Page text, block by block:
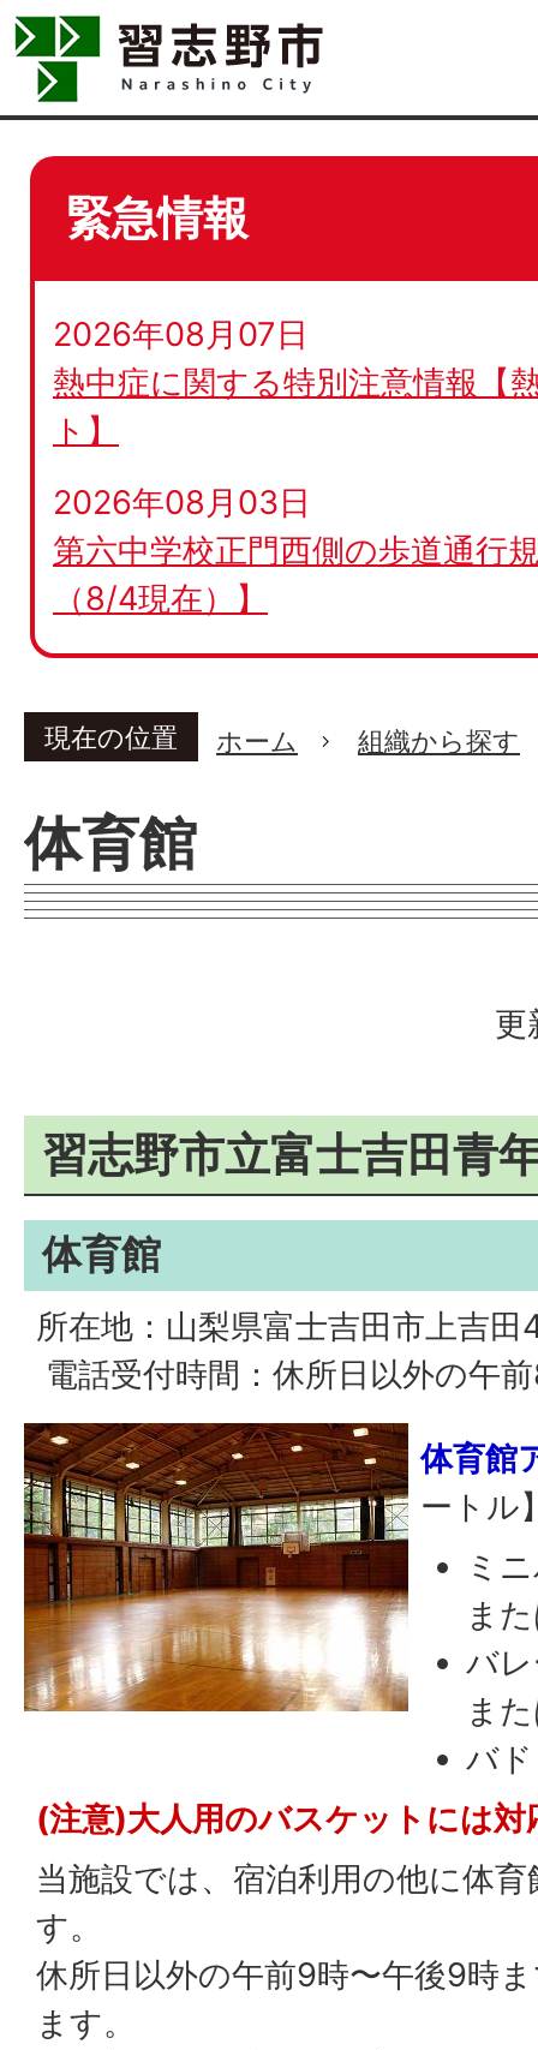
緊急情報
2026年08月07日
熱中症に関する特別注意情報【
ト】
2026年08月03日
第六中学校正門西側の歩道通行
（8/4現在）】
現在の位置 ホーム 組織から探す
体育館
更
習志野市立富士吉田青
体育館
所在地：山梨県富士吉田市上吉
電話受付時間：休所日以外の午
体育館
ートル
ミ
ま
バ
ま
バ
(注意)大人用のバスケットには
当施設では、宿泊利用の他に体
す。
休所日以外の午前9時〜午後9時
ます。